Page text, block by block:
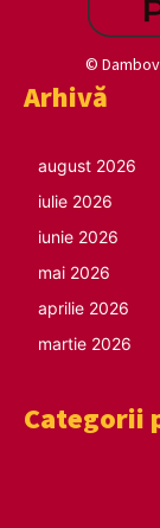
©
Arhivă
august 2026
iulie 2026
iunie 2026
mai 2026
aprilie 2026
martie 2026
Categorii